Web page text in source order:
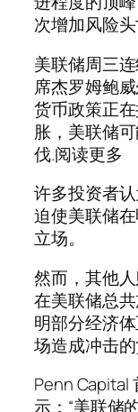
次增加风险头
美联储周三
席杰罗姆鲍
货币政策正
胀，美联储
伐.阅读更多
许多投资者
迫使美联储
立场。
然而，其他
在美联储总
明部分经济
场造成冲击
Penn Capital
示：“美联储